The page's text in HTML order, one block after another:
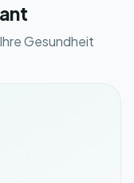
Gesundheit